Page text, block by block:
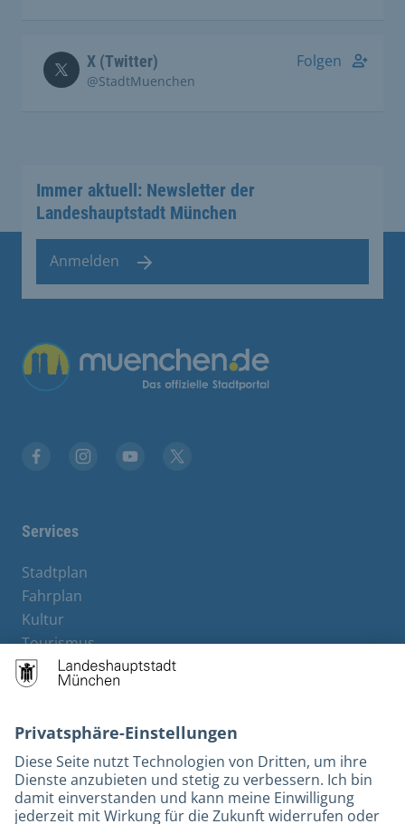
X (Twitter)
@StadtMuenchen
Folgen
Immer aktuell: Newsletter der
Landeshauptstadt München
Anmelden
Services
Stadtplan
Fahrplan
Kultur
Tourismus
M-Strom
Bürgerservice
Kontakt
Barrierefreiheit